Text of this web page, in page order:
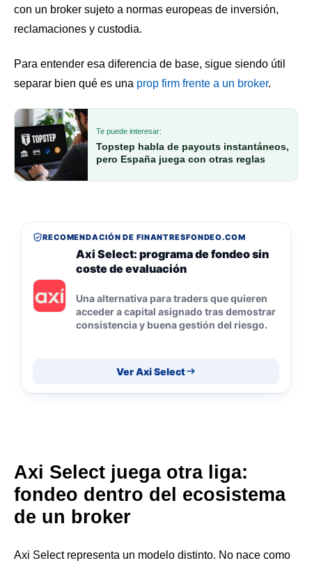
con un broker sujeto a normas europeas de inversión,
reclamaciones y custodia.
Para entender esa diferencia de base, sigue siendo útil
separar bien qué es una prop firm frente a un broker.
Te puede interesar:
Topstep habla de payouts instantáneos,
pero España juega con otras reglas
RECOMENDACIÓN DE FINANTRESFONDEO.COM
Axi Select: programa de fondeo sin
coste de evaluación
Una alternativa para traders que quieren
acceder a capital asignado tras demostrar
consistencia y buena gestión del riesgo.
Ver Axi Select
Axi Select juega otra liga:
fondeo dentro del ecosistema
de un broker
Axi Select representa un modelo distinto. No nace como